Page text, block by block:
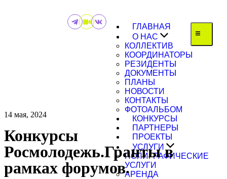
ГЛАВНАЯ
О НАС
КОЛЛЕКТИВ
КООРДИНАТОРЫ
РЕЗИДЕНТЫ
ДОКУМЕНТЫ
ПЛАНЫ
НОВОСТИ
КОНТАКТЫ
ФОТОАЛЬБОМ
КОНКУРСЫ
ПАРТНЕРЫ
ПРОЕКТЫ
УСЛУГИ
ПОЛИГРАФИЧЕСКИЕ
УСЛУГИ
АРЕНДА
14 мая, 2024
Конкурсы
Росмолодежь.Гранты в
рамках форумов.